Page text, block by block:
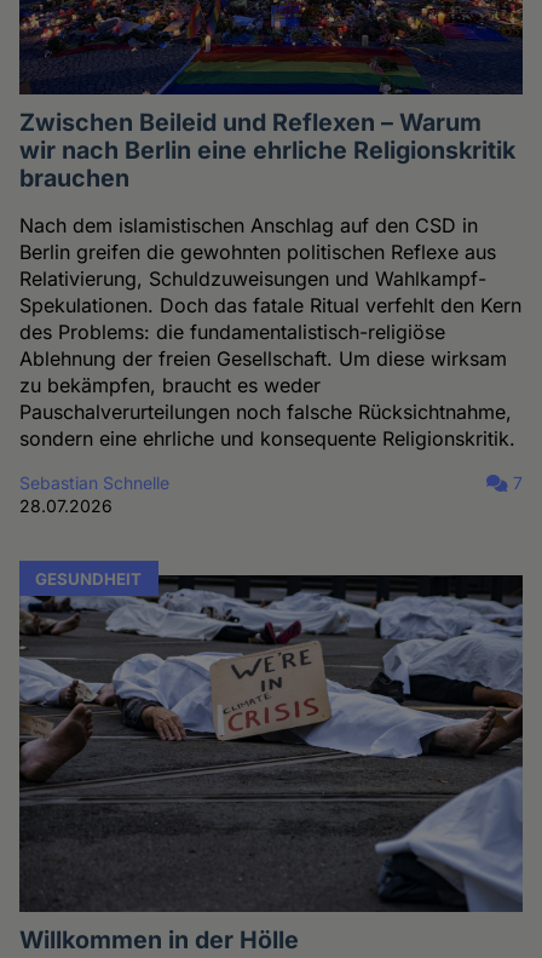
Zwischen Beileid und Reflexen – Warum
wir nach Berlin eine ehrliche Religionskritik
brauchen
Nach dem islamistischen Anschlag auf den CSD in
Berlin greifen die gewohnten politischen Reflexe aus
Relativierung, Schuldzuweisungen und Wahlkampf-
Spekulationen. Doch das fatale Ritual verfehlt den Kern
des Problems: die fundamentalistisch-religiöse
Ablehnung der freien Gesellschaft. Um diese wirksam
zu bekämpfen, braucht es weder
Pauschalverurteilungen noch falsche Rücksichtnahme,
sondern eine ehrliche und konsequente Religionskritik.
Sebastian Schnelle
28.07.2026
7
GESUNDHEIT
Willkommen in der Hölle